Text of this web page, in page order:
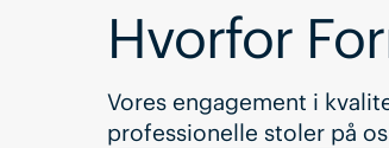
Hvorfor
Vores engagement i
professionelle stoler på